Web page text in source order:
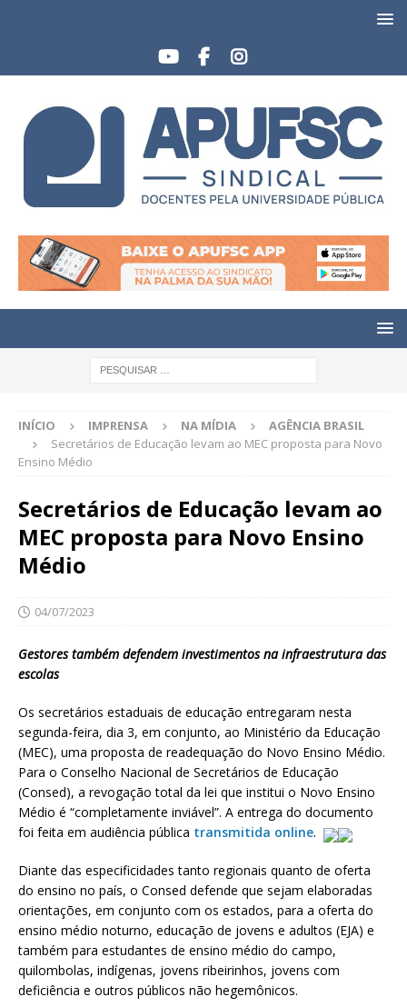
INÍCIO IMPRENSA NA MÍDIA
AGÊNCIA BRASIL
Secretários de Educação levam ao MEC proposta para Novo
Ensino Médio
Secretários de Educação levam ao
MEC proposta para Novo Ensino
Médio
04/07/2023
Gestores também defendem investimentos na infraestrutura das
escolas
Os secretários estaduais de educação entregaram nesta
segunda-feira, dia 3, em conjunto, ao Ministério da Educação
(MEC), uma proposta de readequação do Novo Ensino Médio.
Para o Conselho Nacional de Secretários de Educação
(Consed), a revogação total da lei que institui o Novo Ensino
Médio é “completamente inviável”. A entrega do documento
foi feita em audiência pública transmitida online.
Diante das especificidades tanto regionais quanto de oferta
do ensino no país, o Consed defende que sejam elaboradas
orientações, em conjunto com os estados, para a oferta do
ensino médio noturno, educação de jovens e adultos (EJA) e
também para estudantes de ensino médio do campo,
quilombolas, indígenas, jovens ribeirinhos, jovens com
deficiência e outros públicos não hegemônicos.